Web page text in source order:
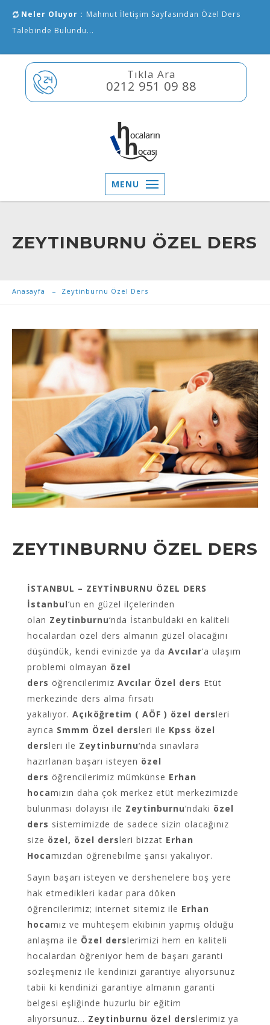
Neler Oluyor : Mahmut İletişim Sayfasından Özel Ders
Talebinde Bulundu...
Tıkla Ara
0212 951 09 88
MENU
ZEYTINBURNU ÖZEL DERS
Anasayfa Zeytinburnu Özel Ders
ZEYTINBURNU ÖZEL DERS
İSTANBUL – ZEYTİNBURNU ÖZEL DERS
İstanbul‘un en güzel ilçelerinden
olan Zeytinburnu‘nda İstanbuldaki en kaliteli
hocalardan özel ders almanın güzel olacağını
düşündük, kendi evinizde ya da Avcılar‘a ulaşım
problemi olmayan özel
ders öğrencilerimiz Avcılar Özel ders Etüt
merkezinde ders alma fırsatı
yakalıyor. Açıköğretim ( AÖF ) özel dersleri
ayrıca Smmm Özel dersleri ile Kpss özel
dersleri ile Zeytinburnu‘nda sınavlara
hazırlanan başarı isteyen özel
ders öğrencilerimiz mümkünse Erhan
hocamızın daha çok merkez etüt merkezimizde
bulunması dolayısı ile Zeytinburnu‘ndaki özel
ders sistemimizde de sadece sizin olacağınız
size özel, özel dersleri bizzat Erhan
Hocamızdan öğrenebilme şansı yakalıyor.
Sayın başarı isteyen ve dershenelere boş yere
hak etmedikleri kadar para döken
öğrencilerimiz; internet sitemiz ile Erhan
hocamız ve muhteşem ekibinin yapmış olduğu
anlaşma ile Özel derslerimizi hem en kaliteli
hocalardan öğreniyor hem de başarı garanti
sözleşmeniz ile kendinizi garantiye alıyorsunuz
tabii ki kendinizi garantiye almanın garanti
belgesi eşliğinde huzurlu bir eğitim
alıyorsunuz… Zeytinburnu özel derslerimiz ya